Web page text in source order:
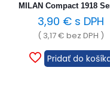
MILAN Compact 1918
3,90 €s DPH
( 3,17€ bez DPH )
Pridať do